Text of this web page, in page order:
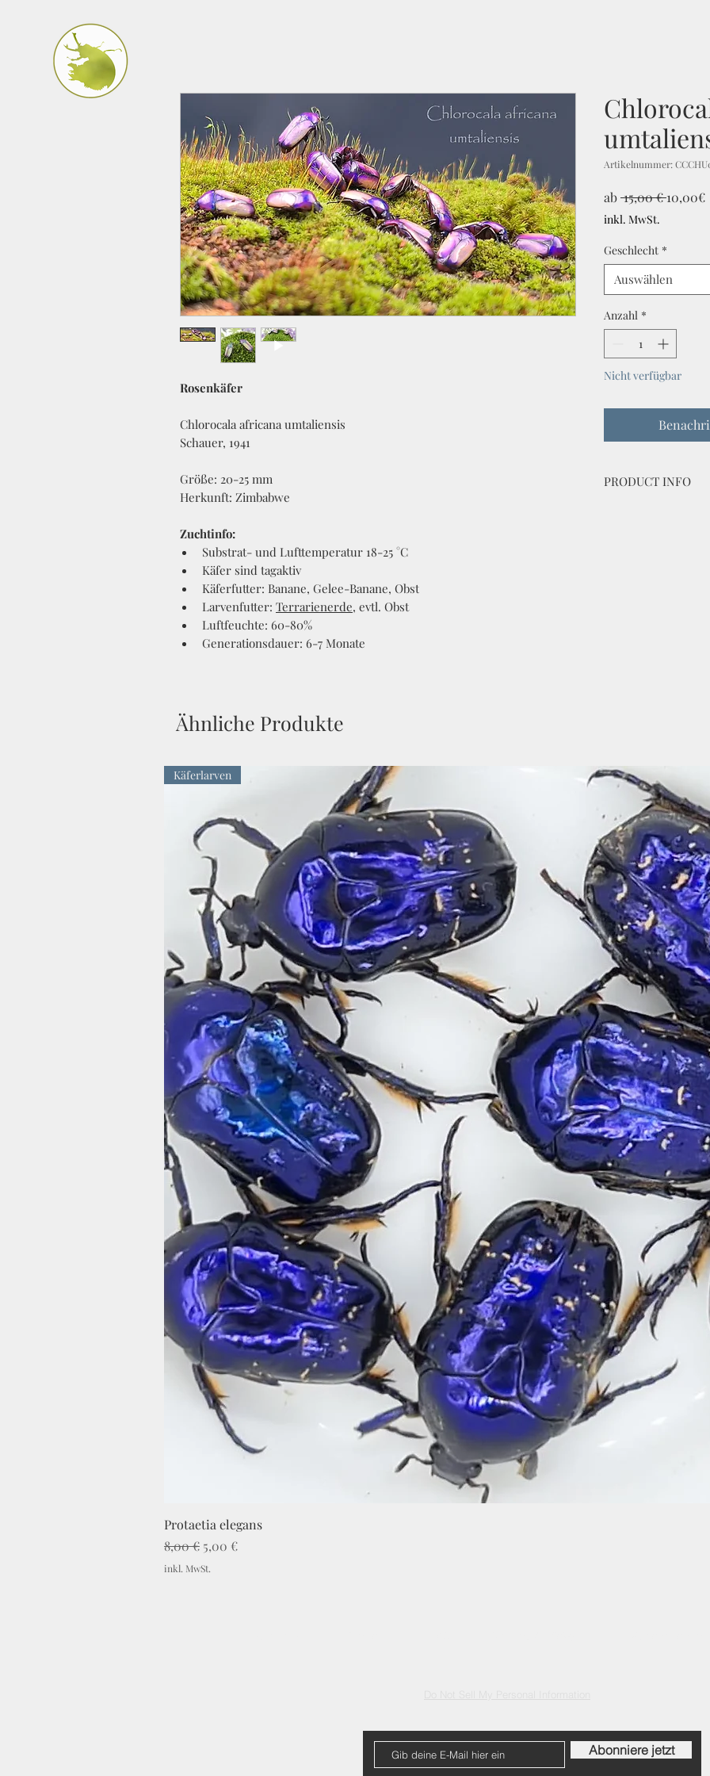
Rosenkäfer
Chlorocala africana umtaliensis
Schauer, 1941
Größe: 20-25 mm
Herkunft: Zimbabwe
Zuchtinfo:
Substrat- und Lufttemperatur 18-25 °C
Käfer sind tagaktiv
Käferfutter: Banane, Gelee-Banane, Obst
Larvenfutter: Terrarienerde, evtl. Obst
Luftfeuchte: 60-80%
Generationsdauer: 6-7 Monate
Artikelnummer:
ab 15,00 € 10,00€
inkl. MwSt.
Geschlecht *
Auswählen
Anzahl *
Nicht verfügbar
PRODUCT INFO
Ähnliche Produkte
Käferlarven
Protaetia elegans
Standardpreis
8,00 € Sale-Preis
5,00 €
inkl. MwSt.
Abonniere jetzt